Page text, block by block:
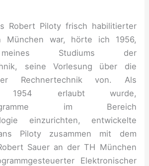
Robert Piloty frisch habilitierter
München war, hörte ich 1956,
Studiums der
seine Vorlesung über die
Rechnertechnik von. Als
1954 erlaubt wurde,
im Bereich
einzurichten, entwickelte
Piloty zusammen mit dem
Sauer an der TH München
Elektronischer